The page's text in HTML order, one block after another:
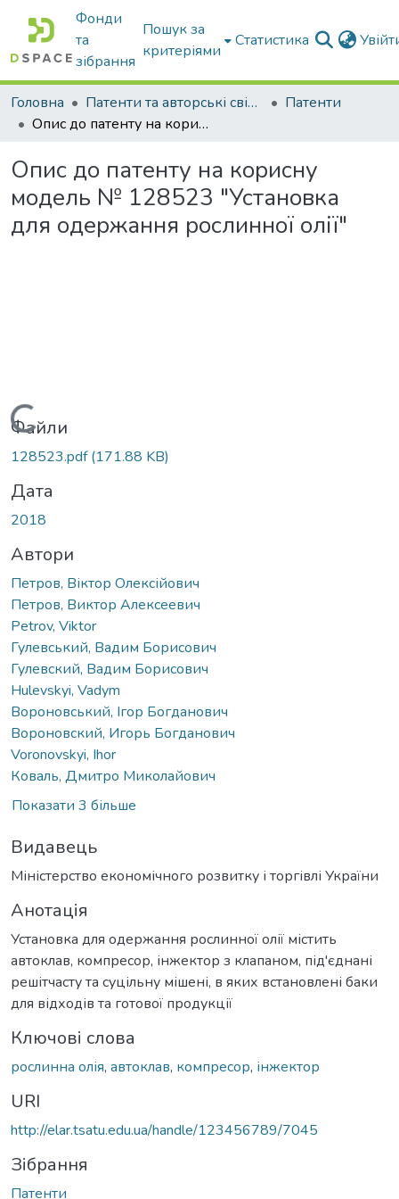
Фонди
та
зібрання
Пошук за
критеріями
Статистика
Головна Патенти та авторські свідоцтва
Патенти
Опис до патенту на корисну модель № 128523 "Установка для одержання рослинної олії"
Опис до патенту на корисну
модель № 128523 "Установка
для одержання рослинної олії"
Вантажиться...
Файли
128523.pdf(171.88 KB)
Дата
2018
Автори
Петров, Віктор Олексійович
Петров, Виктор Алексеевич
Petrov, Viktor
Гулевський, Вадим Борисович
Гулевский, Вадим Борисович
Hulevskyi, Vadym
Вороновський, Ігор Богданович
Вороновский, Игорь Богданович
Voronovskyi, Ihor
Коваль, Дмитро Миколайович
Показати 3 більше
Видавець
Міністерство економічного розвитку і торгівлі України
Анотація
Установка для одержання рослинної олії містить
автоклав, компресор, інжектор з клапаном, під'єднані
решітчасту та суцільну мішені, в яких встановлені баки
для відходів та готової продукції
Ключові слова
рослинна олія, автоклав, компресор, інжектор
URI
http://elar.tsatu.edu.ua/handle/123456789/7045
Зібрання
Патенти